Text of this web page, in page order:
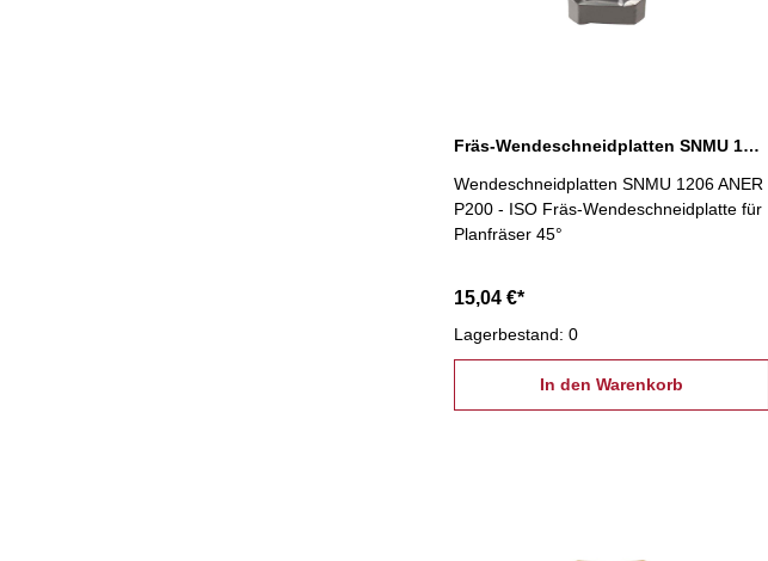
Fräs-Wendeschneidplatten SNMU 1206 ANER P200
Wendeschneidplatten SNMU 1206 ANER
P200 - ISO Fräs-Wendeschneidplatte für
Planfräser 45°
15,04 €*
Lagerbestand: 0
In den Warenkorb